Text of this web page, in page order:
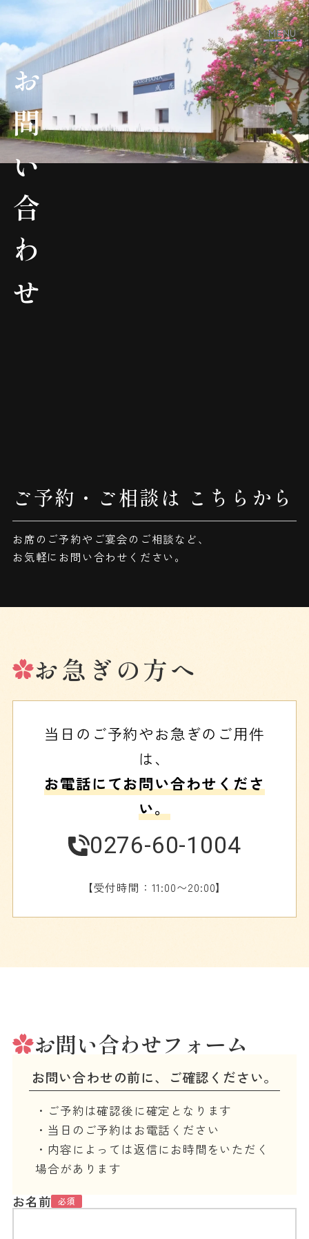
MENU
お問い合わせ
ご予約・ご相談は こちらから
お席のご予約やご宴会のご相談など、
お気軽にお問い合わせください。
お急ぎの方へ
当日のご予約やお急ぎのご用件
は、
お電話にてお問い合わせくださ
い。
0276-60-1004
【受付時間：11:00〜20:00】
お問い合わせの前に、ご確認ください。
・ご予約は確認後に確定となります
・当日のご予約はお電話ください
・内容によっては返信にお時間をいただく
場合があります
お名前 必須
お問い合わせフォーム